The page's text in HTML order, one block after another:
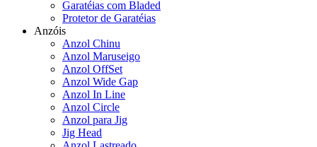
Garatéias com Bladed
Protetor de Garatéias
Anzóis
Anzol Chinu
Anzol Maruseigo
Anzol OffSet
Anzol Wide Gap
Anzol In Line
Anzol Circle
Anzol para Jig
Jig Head